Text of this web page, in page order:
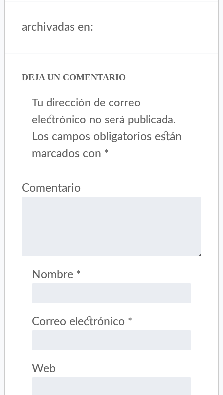
archivadas en:
DEJA UN COMENTARIO
Tu dirección de correo
electrónico no será publicada.
Los campos obligatorios están
marcados con *
Comentario
Nombre *
Correo electrónico *
Web